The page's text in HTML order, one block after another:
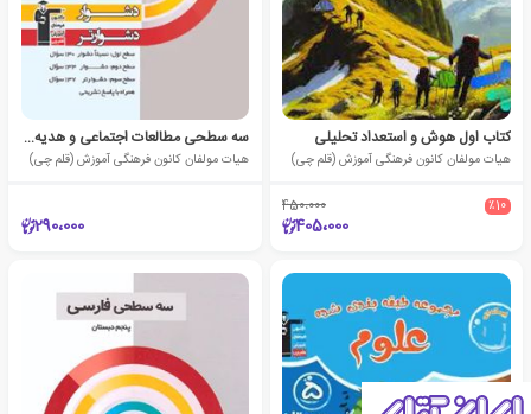
کتاب اول هوش و استعداد تحلیلی
هیات مولفان کانون فرهنگی آموزش (قلم چی)
٪10 450،000
405،000
سه سطحی مطالعات اجتماعی و هدیه‌های آسمان پنجم دبستان
هیات مولفان کانون فرهنگی آموزش (قلم چی)
290،000